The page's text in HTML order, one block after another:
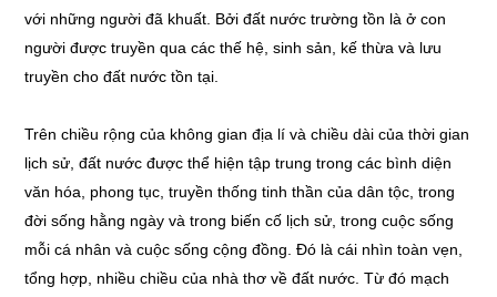
với những người đã khuất. Bởi đất nước trường tồn là ở con
người được truyền qua các thế hệ, sinh sản, kế thừa và lưu
truyền cho đất nước tồn tại.
Trên chiều rộng của không gian địa lí và chiều dài của thời gian
lịch sử, đất nước được thể hiện tập trung trong các bình diện
văn hóa, phong tục, truyền thống tinh thần của dân tộc, trong
đời sống hằng ngày và trong biến cố lịch sử, trong cuộc sống
mỗi cá nhân và cuộc sống cộng đồng. Đó là cái nhìn toàn vẹn,
tổng hợp, nhiều chiều của nhà thơ về đất nước. Từ đó mạch